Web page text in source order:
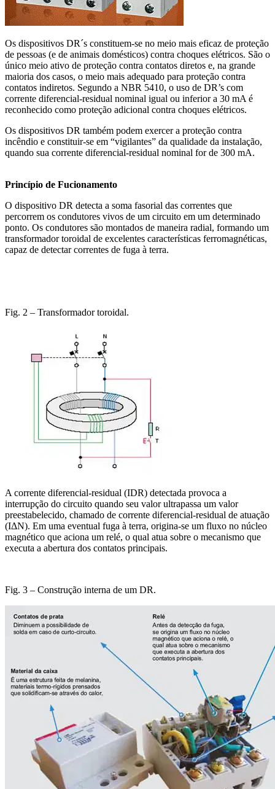
Os dispositivos DR´s constituem-se no meio mais eficaz de proteção
de pessoas (e de animais domésticos) contra choques elétricos. São o
único meio ativo de proteção contra contatos diretos e, na grande
maioria dos casos, o meio mais adequado para proteção contra
contatos indiretos. Segundo a NBR 5410, o uso de DR’s com
corrente diferencial-residual nominal igual ou inferior a 30 mA é
reconhecido como proteção adicional contra choques elétricos.
Os dispositivos DR também podem exercer a proteção contra
incêndio e constituir-se em “vigilantes” da qualidade da instalação,
quando sua corrente diferencial-residual nominal for de 300 mA.
Princípio de Fucionamento
O dispositivo DR detecta a soma fasorial das correntes que
percorrem os condutores vivos de um circuito em um determinado
ponto. Os condutores são montados de maneira radial, formando um
transformador toroidal de excelentes características ferromagnéticas,
capaz de detectar correntes de fuga à terra.
Fig. 2 – Transformador toroidal.
A corrente diferencial-residual (IDR) detectada provoca a
interrupção do circuito quando seu valor ultrapassa um valor
preestabelecido, chamado de corrente diferencial-residual de atuação
(IΔN). Em uma eventual fuga à terra, origina-se um fluxo no núcleo
magnético que aciona um relé, o qual atua sobre o mecanismo que
executa a abertura dos contatos principais.
Fig. 3 – Construção interna de um DR.